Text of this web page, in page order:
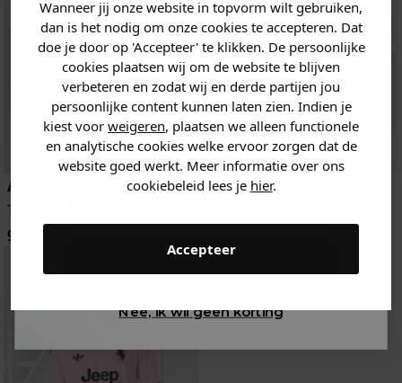
Wanneer jij onze website in topvorm wilt gebruiken,
dan is het nodig om onze cookies te accepteren. Dat
doe je door op 'Accepteer' te klikken. De persoonlijke
cookies plaatsen wij om de website te blijven
verbeteren en zodat wij en derde partijen jou
persoonlijke content kunnen laten zien. Indien je
kiest voor weigeren, plaatsen we alleen functionele
en analytische cookies welke ervoor zorgen dat de
website goed werkt. Meer informatie over ons
cookiebeleid lees je hier.
Accepteer
Adidas
Trainingspak
99.95
Adidas
Vertel ons waar je naar op
zoek bent. 👇
Heren kleding
Dames kleding
Gewoon rondkijken
Nee, ik wil geen korting